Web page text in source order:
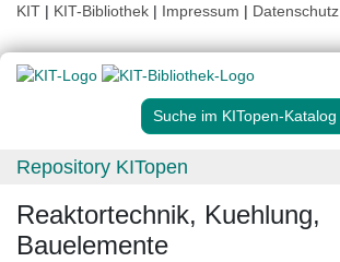
KIT | KIT-Bibliothek | Impressum | Datenschutz
Suche im KITopen-Katalog
Repository KITopen
Reaktortechnik, Kuehlung,
Bauelemente